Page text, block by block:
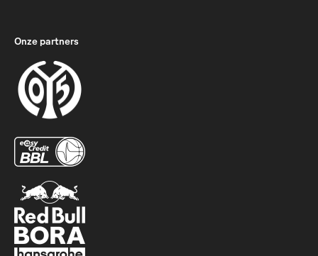
Onze partners